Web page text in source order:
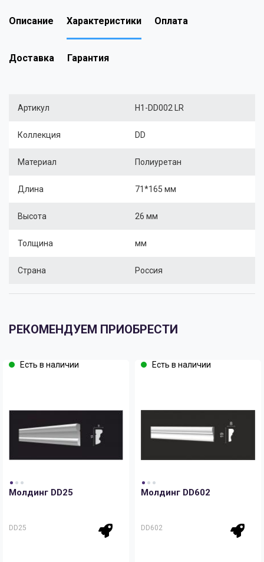
Описание Характеристики Оплата
Доставка Гарантия
Артикул H1-DD002 LR
Коллекция DD
Материал Полиуретан
Длина 71*165 мм
Высота 26 мм
Толщина мм
Страна Россия
РЕКОМЕНДУЕМ ПРИОБРЕСТИ
Есть в наличии
Молдинг DD25
DD25
Есть в наличии
Молдинг DD602
DD602